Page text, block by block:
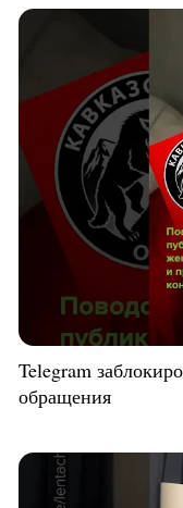
Telegram
обращения